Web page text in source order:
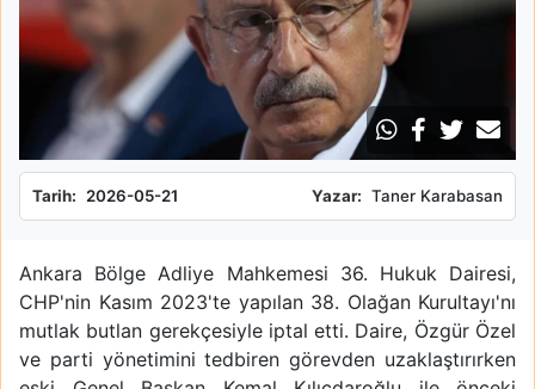
Tarih: 2026-05-21 Yazar: Taner Karabasan
Ankara Bölge Adliye Mahkemesi 36. Hukuk Dairesi,
CHP'nin Kasım 2023'te yapılan 38. Olağan Kurultayı'nı
mutlak butlan gerekçesiyle iptal etti. Daire, Özgür Özel
ve parti yönetimini tedbiren görevden uzaklaştırırken